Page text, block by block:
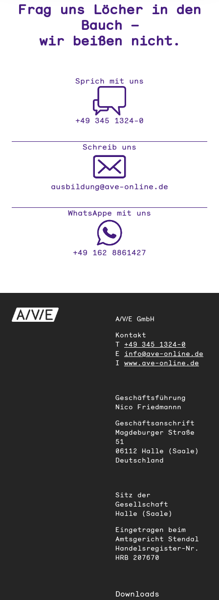
Frag uns Löcher in den
Bauch –
wir beißen nicht.
Sprich mit uns
+49 345 1324-0
Schreib uns
ausbildung@ave-online.de
WhatsAppe mit uns
+49 162 8861427
A/V/E GmbH
Kontakt
T +49 345 1324-0
E info@ave-online.de
I www.ave-online.de
Geschäftsführung
Nico Friedmannn
Geschäftsanschrift
Magdeburger Straße
51
06112 Halle (Saale)
Deutschland
Sitz der
Gesellschaft
Halle (Saale)
Eingetragen beim
Amtsgericht Stendal
Handelsregister-Nr.
HRB 207670
Downloads